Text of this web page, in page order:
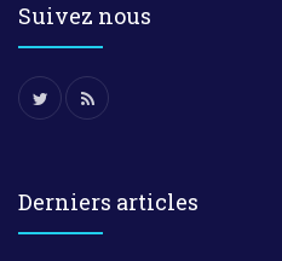
Suivez nous
Derniers articles